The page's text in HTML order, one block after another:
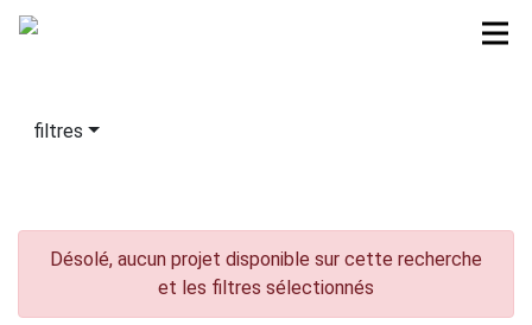
filtres
Désolé, aucun projet disponible sur cette recherche
et les filtres sélectionnés